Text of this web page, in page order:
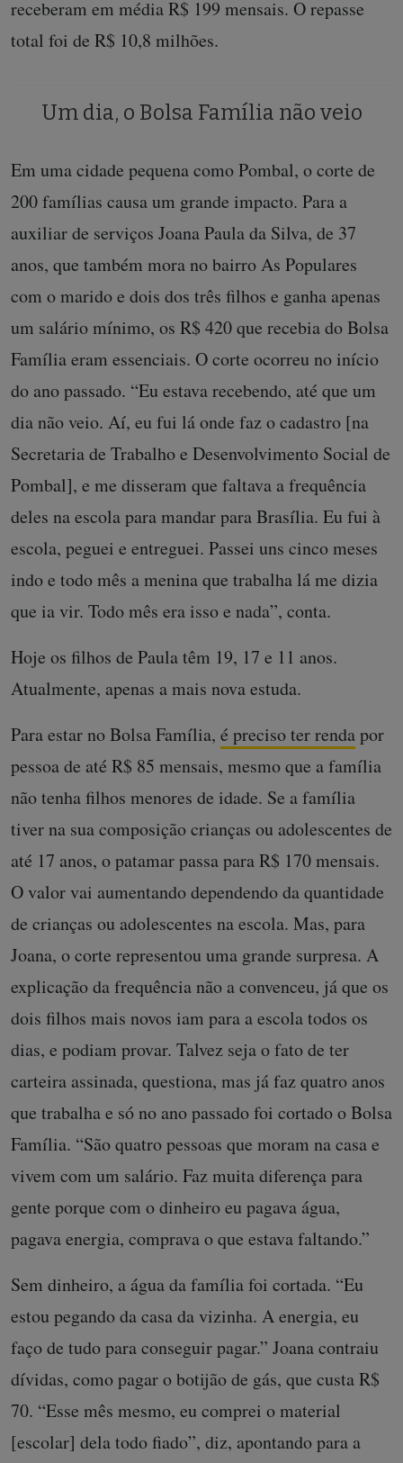
receberam em média R$ 199 mensais. O repasse
total foi de R$ 10,8 milhões.
Um dia, o Bolsa Família não veio
Em uma cidade pequena como Pombal, o corte de
200 famílias causa um grande impacto. Para a
auxiliar de serviços Joana Paula da Silva, de 37
anos, que também mora no bairro As Populares
com o marido e dois dos três filhos e ganha apenas
um salário mínimo, os R$ 420 que recebia do Bolsa
Família eram essenciais. O corte ocorreu no início
do ano passado. “Eu estava recebendo, até que um
dia não veio. Aí, eu fui lá onde faz o cadastro [na
Secretaria de Trabalho e Desenvolvimento Social de
Pombal], e me disseram que faltava a frequência
deles na escola para mandar para Brasília. Eu fui à
escola, peguei e entreguei. Passei uns cinco meses
indo e todo mês a menina que trabalha lá me dizia
que ia vir. Todo mês era isso e nada”, conta.
Hoje os filhos de Paula têm 19, 17 e 11 anos.
Atualmente, apenas a mais nova estuda.
Para estar no Bolsa Família, é preciso ter rendapor
pessoa de até R$ 85 mensais, mesmo que a família
não tenha filhos menores de idade. Se a família
tiver na sua composição crianças ou adolescentes de
até 17 anos, o patamar passa para R$ 170 mensais.
O valor vai aumentando dependendo da quantidade
de crianças ou adolescentes na escola. Mas, para
Joana, o corte representou uma grande surpresa. A
explicação da frequência não a convenceu, já que os
dois filhos mais novos iam para a escola todos os
dias, e podiam provar. Talvez seja o fato de ter
carteira assinada, questiona, mas já faz quatro anos
que trabalha e só no ano passado foi cortado o Bolsa
Família. “São quatro pessoas que moram na casa e
vivem com um salário. Faz muita diferença para
gente porque com o dinheiro eu pagava água,
pagava energia, comprava o que estava faltando.”
Sem dinheiro, a água da família foi cortada. “Eu
estou pegando da casa da vizinha. A energia, eu
faço de tudo para conseguir pagar.” Joana contraiu
dívidas, como pagar o botijão de gás, que custa R$
70. “Esse mês mesmo, eu comprei o material
[escolar] dela todo fiado”, diz, apontando para a